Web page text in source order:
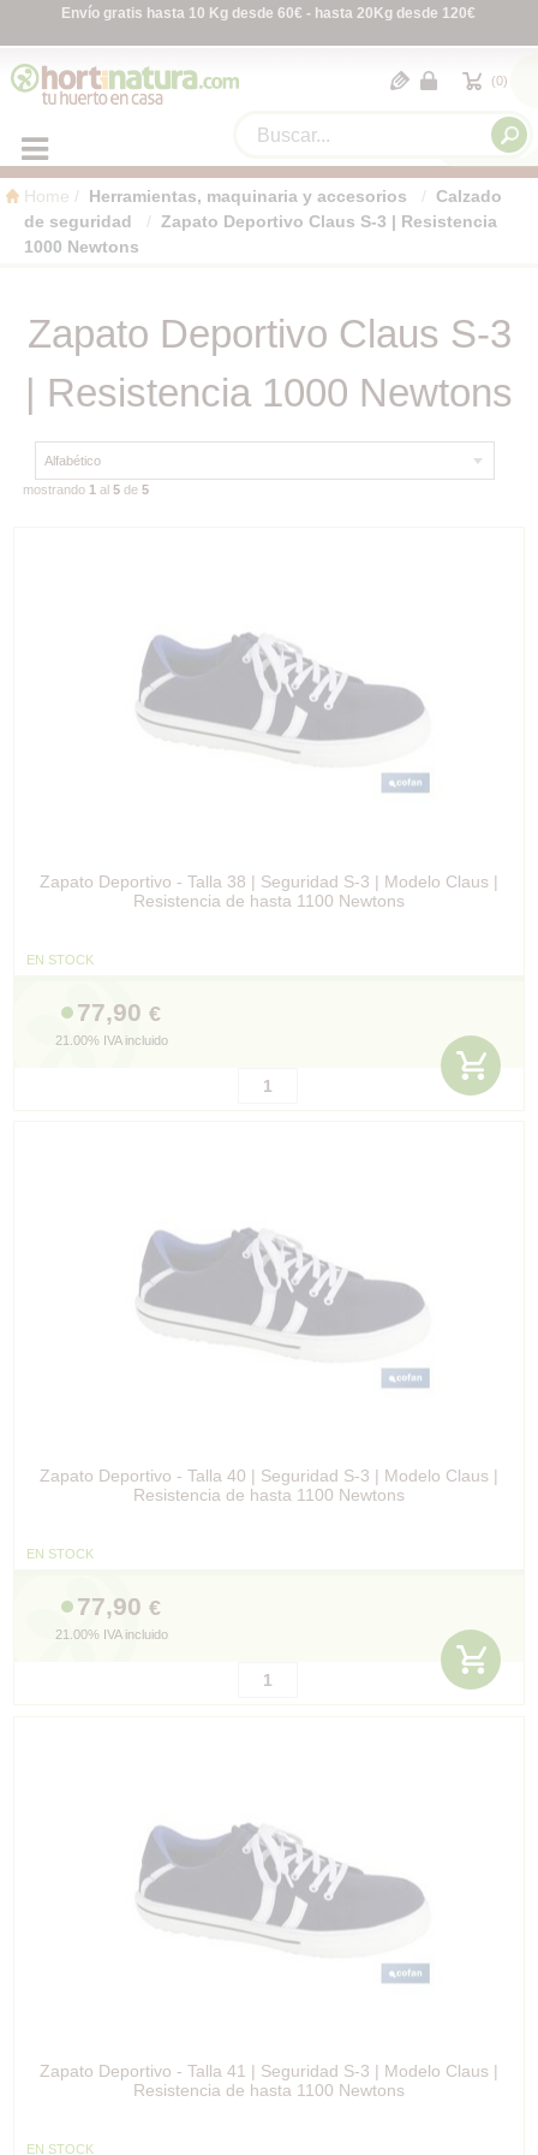
Envío gratis hasta 10 Kg desde 60€ - hasta 20Kg desde 120€
0
Home Herramientas, maquinaria y accesorios
Calzado
de seguridad
Zapato Deportivo Claus S-3 | Resistencia
1000 Newtons
Zapato Deportivo Claus S-3
| Resistencia 1000 Newtons
mostrando 1 al 5de 5
Zapato Deportivo - Talla 38 | Seguridad S-3 | Modelo Claus |
Resistencia de hasta 1100 Newtons
EN STOCK
77,90 €
21.00% IVA incluido
Zapato Deportivo - Talla 40 | Seguridad S-3 | Modelo Claus |
Resistencia de hasta 1100 Newtons
EN STOCK
77,90 €
21.00% IVA incluido
Zapato Deportivo - Talla 41 | Seguridad S-3 | Modelo Claus |
Resistencia de hasta 1100 Newtons
EN STOCK